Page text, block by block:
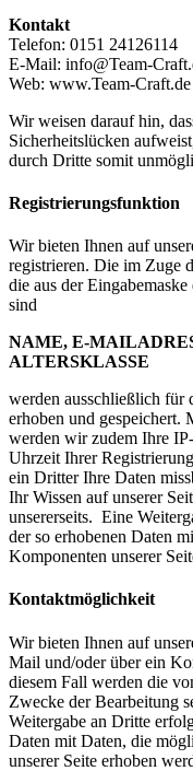
Kontakt
Telefon: 0151 24126114
E-Mail: info@Team-
Web: www.Team-Craft.de
Wir weisen darauf hin,
Sicherheitslücken
durch Dritte somit
Registrierungsfunktion
Wir bieten Ihnen auf
registrieren. Die im Zuge
die aus der
sind
NAME, E-
ALTERSKLASSE
werden ausschließlich für
erhoben und gespeichert.
werden wir zudem Ihre
Uhrzeit Ihrer
ein Dritter Ihre Daten
Ihr Wissen auf unserer
unsererseits. Eine
der so erhobenen Daten
Komponenten unserer
Kontaktmöglichkeit
Wir bieten Ihnen auf
Mail und/oder über ein
diesem Fall werden die
Zwecke der Bearbeitung
Weitergabe an Dritte
Daten mit Daten, die
unserer Seite erhoben